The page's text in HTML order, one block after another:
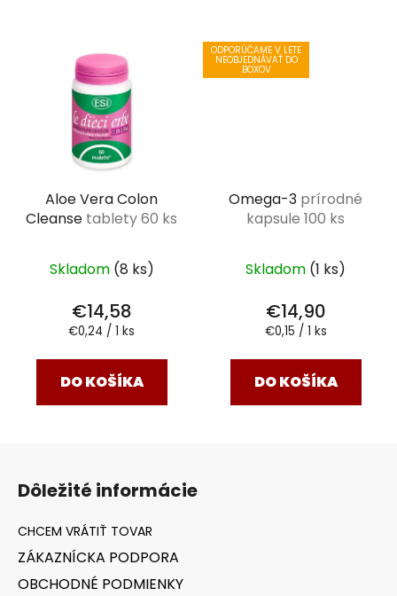
Aloe Vera Colon
Cleanse tablety 60 ks
Skladom (8 ks)
€14,58
Jednotková
€0,24 / 1 ks
DO KOŠÍKA
ODPORÚČAME V LETE
NEOBJEDNÁVAŤ DO
BOXOV
Omega-3 prírodné
kapsule 100 ks
Skladom (1 ks)
€14,90
Jednotková
€0,15 / 1 ks
DO KOŠÍKA
Dôležité informácie
ZÁKAZNÍCKA PODPORA
OBCHODNÉ PODMIENKY